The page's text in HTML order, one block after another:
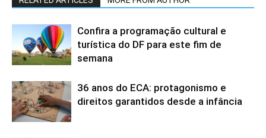
Confira a programação cultural e
turística do DF para este fim de
semana
36 anos do ECA: protagonismo e
direitos garantidos desde a infância